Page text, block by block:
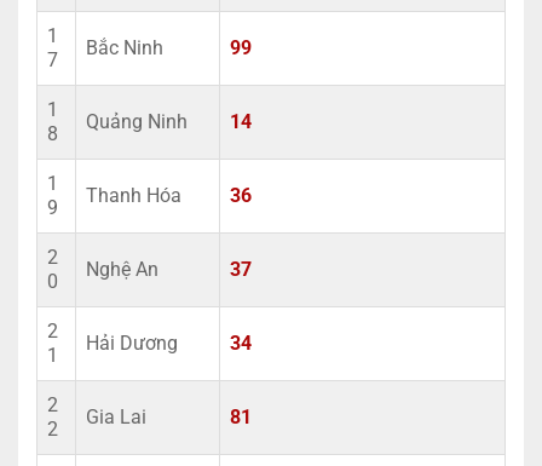
1
7
Bắc Ninh 99
1
8
Quảng Ninh 14
1
9
Thanh Hóa 36
2
0
Nghệ An 37
2
1
Hải Dương 34
2
2
Gia Lai 81